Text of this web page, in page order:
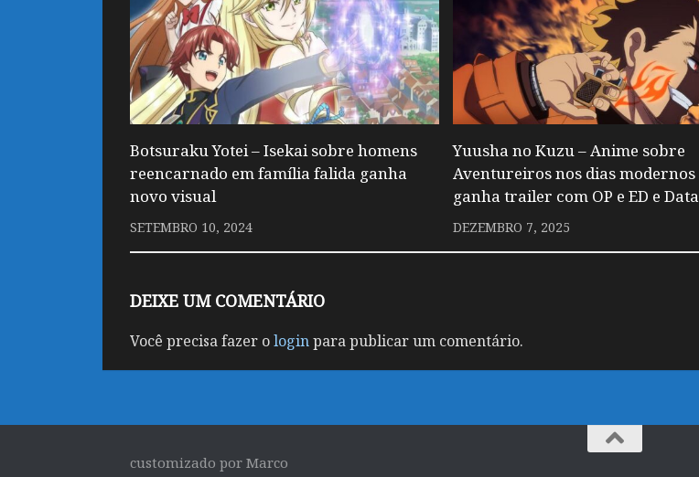
Botsuraku Yotei – Isekai sobre homens
reencarnado em família falida ganha
novo visual
SETEMBRO 10, 2024
Yuusha no Kuzu – Anime sobre
Aventureiros nos dias modernos
ganha trailer com OP e ED e Data
DEZEMBRO 7, 2025
DEIXE UM COMENTÁRIO
Você precisa fazer ologinpara publicar um comentário.
customizado por Marco